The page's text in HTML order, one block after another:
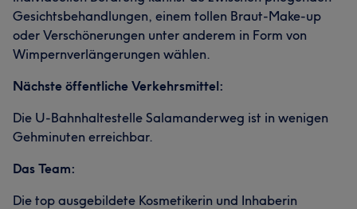
Gesichtsbehandlungen, einem tollen Braut-Make-up
oder Verschönerungen unter anderem in Form von
Wimpernverlängerungen wählen.
Nächste öffentliche Verkehrsmittel:
Die U-Bahnhaltestelle Salamanderweg ist in wenigen
Gehminuten erreichbar.
Das Team:
Die top ausgebildete Kosmetikerin und Inhaberin